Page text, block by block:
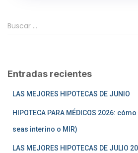
Buscar …
Entradas recientes
LAS MEJORES HIPOTECAS DE JUNIO
HIPOTECA PARA MÉDICOS 2026:
seas interino o MIR)
LAS MEJORES HIPOTECAS DE JULIO